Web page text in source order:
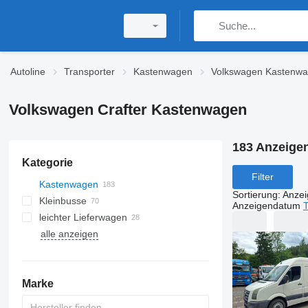
Autoline Transporter Kastenwagen Volkswagen
Volkswagen Crafter Kastenwagen
Kategorie
Kastenwagen
Kleinbusse
leichter Lieferwagen
alle anzeigen
Marke
183
Filter
Sortierung:
Anzeigendatum